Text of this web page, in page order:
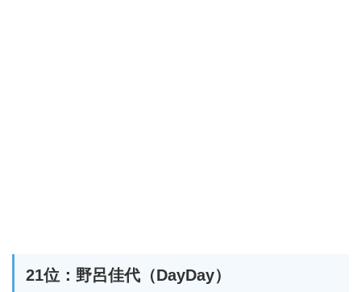
21位：野呂佳代（DayDay）